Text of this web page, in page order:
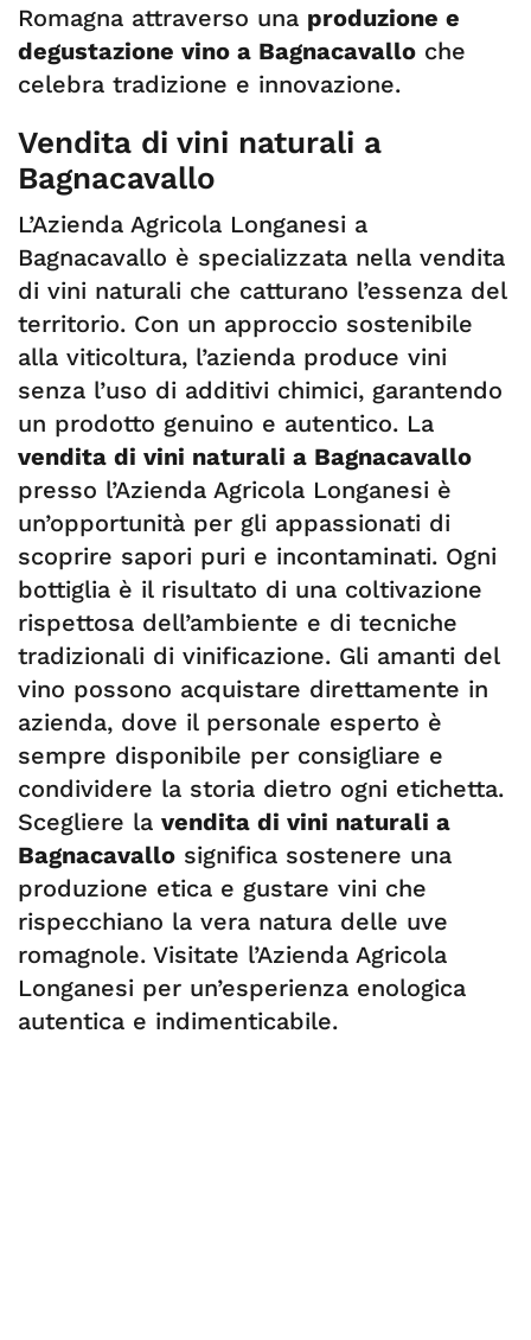
Romagna attraverso una produzione e
degustazione vino a Bagnacavallo che
celebra tradizione e innovazione.
Vendita di vini naturali a
Bagnacavallo
L’Azienda Agricola Longanesi a
Bagnacavallo è specializzata nella vendita
di vini naturali che catturano l’essenza del
territorio. Con un approccio sostenibile
alla viticoltura, l’azienda produce vini
senza l’uso di additivi chimici, garantendo
un prodotto genuino e autentico. La
vendita di vini naturali a Bagnacavallo
presso l’Azienda Agricola Longanesi è
un’opportunità per gli appassionati di
scoprire sapori puri e incontaminati. Ogni
bottiglia è il risultato di una coltivazione
rispettosa dell’ambiente e di tecniche
tradizionali di vinificazione. Gli amanti del
vino possono acquistare direttamente in
azienda, dove il personale esperto è
sempre disponibile per consigliare e
condividere la storia dietro ogni etichetta.
Scegliere la vendita di vini naturali a
Bagnacavallo significa sostenere una
produzione etica e gustare vini che
rispecchiano la vera natura delle uve
romagnole. Visitate l’Azienda Agricola
Longanesi per un’esperienza enologica
autentica e indimenticabile.